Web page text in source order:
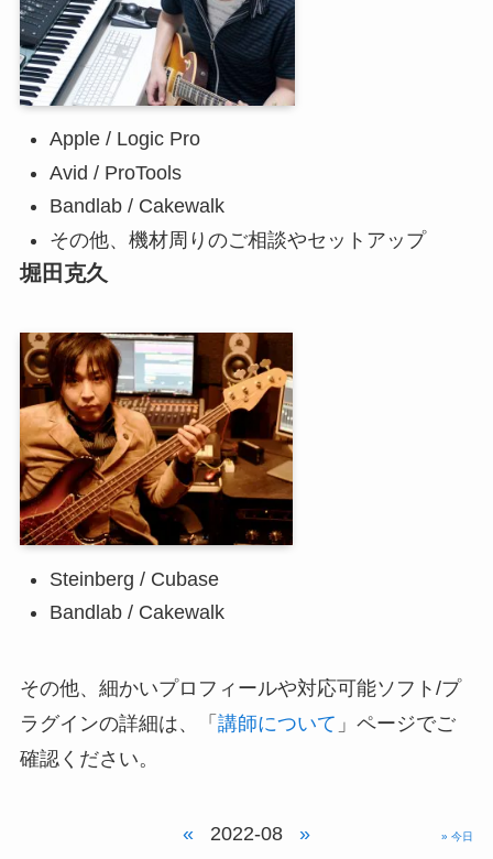
Apple / Logic Pro
Avid / ProTools
Bandlab / Cakewalk
その他、機材周りのご相談やセットアップ
堀田克久
Steinberg / Cubase
Bandlab / Cakewalk
その他、細かいプロフィールや対応可能ソフト/プ
ラグインの詳細は、「 講師について 」ページでご
確認ください。
« 2022-08 » » 今日